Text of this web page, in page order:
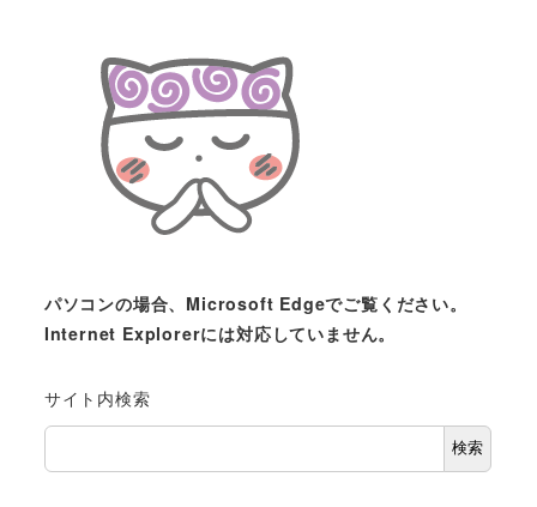
パソコンの場合、Microsoft Edgeでご覧ください。
Internet Explorerには対応していません。
サイト内検索
検索